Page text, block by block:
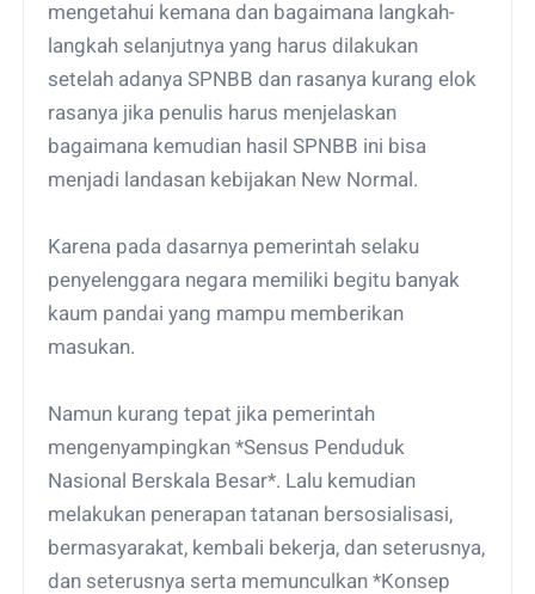
mengetahui kemana dan bagaimana langkah-
langkah selanjutnya yang harus dilakukan
setelah adanya SPNBB dan rasanya kurang elok
rasanya jika penulis harus menjelaskan
bagaimana kemudian hasil SPNBB ini bisa
menjadi landasan kebijakan New Normal.
Karena pada dasarnya pemerintah selaku
penyelenggara negara memiliki begitu banyak
kaum pandai yang mampu memberikan
masukan.
Namun kurang tepat jika pemerintah
mengenyampingkan *Sensus Penduduk
Nasional Berskala Besar*. Lalu kemudian
melakukan penerapan tatanan bersosialisasi,
bermasyarakat, kembali bekerja, dan seterusnya,
dan seterusnya serta memunculkan *Konsep